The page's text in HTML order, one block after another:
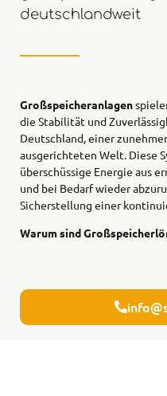
deutschlandweit
Großspeicheranlagen
die Stabilität und
Deutschland, einer
ausgerichteten Welt. Diese
überschüssige Energie aus
und bei Bedarf wieder
Sicherstellung einer
Warum sind